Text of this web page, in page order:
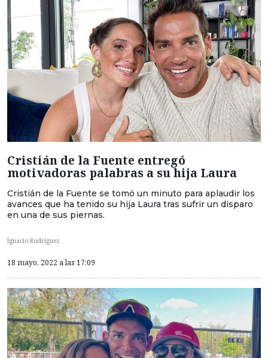
Cristián de la Fuente entregó
motivadoras palabras a su hija Laura
Cristián de la Fuente se tomó un minuto para aplaudir los
avances que ha tenido su hija Laura tras sufrir un disparo
en una de sus piernas.
Ignacio Rodríguez
18 mayo, 2022 a las 17:09